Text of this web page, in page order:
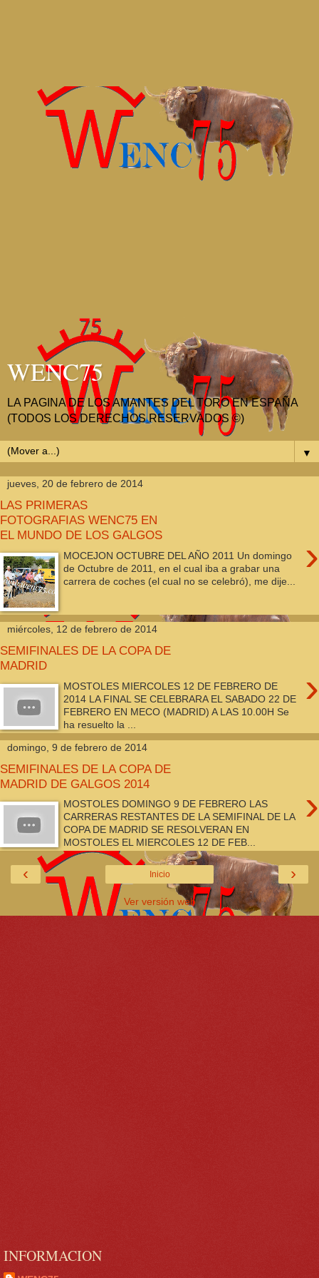
WENC75
LA PAGINA DE LOS AMANTES DEL TORO EN ESPAÑA
(TODOS LOS DERECHOS RESERVADOS ©)
▼
jueves, 20 de febrero de 2014
LAS PRIMERAS
FOTOGRAFIAS WENC75 EN
EL MUNDO DE LOS GALGOS
›
MOCEJON OCTUBRE DEL AÑO 2011 Un domingo
de Octubre de 2011, en el cual iba a grabar una
carrera de coches (el cual no se celebró), me dije...
miércoles, 12 de febrero de 2014
SEMIFINALES DE LA COPA DE
MADRID
›
MOSTOLES MIERCOLES 12 DE FEBRERO DE
2014 LA FINAL SE CELEBRARA EL SABADO 22 DE
FEBRERO EN MECO (MADRID) A LAS 10.00H Se
ha resuelto la ...
domingo, 9 de febrero de 2014
SEMIFINALES DE LA COPA DE
MADRID DE GALGOS 2014
›
MOSTOLES DOMINGO 9 DE FEBRERO LAS
CARRERAS RESTANTES DE LA SEMIFINAL DE LA
COPA DE MADRID SE RESOLVERAN EN
MOSTOLES EL MIERCOLES 12 DE FEB...
‹ ›
Inicio
Ver versión web
INFORMACION